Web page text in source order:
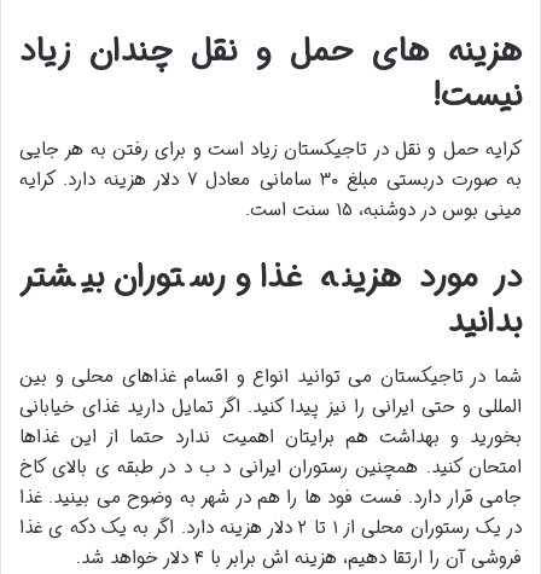
هزینه های حمل و نقل چندان زیاد
نیست!
کرایه حمل و نقل در تاجیکستان زیاد است و برای رفتن به هر جایی
به صورت دربستی مبلغ ۳۰ سامانی معادل ۷ دلار هزینه دارد. کرایه
مینی بوس در دوشنبه، ۱۵ سنت است.
در مورد هزینه غذا و رستوران بیشتر
بدانید
شما در تاجیکستان می توانید انواع و اقسام غذاهای محلی و بین
المللی و حتی ایرانی را نیز پیدا کنید. اگر تمایل دارید غذای خیابانی
بخورید و بهداشت هم برایتان اهمیت ندارد حتما از این غذاها
امتحان کنید. همچنین رستوران ایرانی د ب د در طبقه ی بالای کاخ
جامی قرار دارد. فست فود ها را هم در شهر به وضوح می بینید. غذا
در یک رستوران محلی از ۱ تا ۲ دلار هزینه دارد. اگر به یک دکه ی غذا
فروشی آن را ارتقا دهیم، هزینه اش برابر با ۴ دلار خواهد شد.